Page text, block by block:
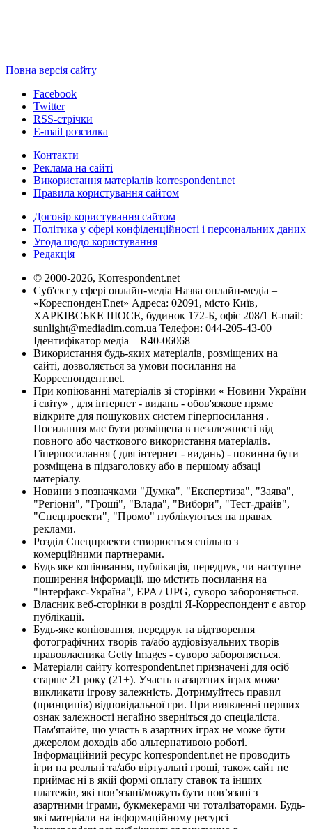
Повна версія сайту
Facebook
Twitter
RSS-стрічки
E-mail розсилка
Контакти
Реклама на сайті
Використання матеріалів korrespondent.net
Правила користування сайтом
Договір користування сайтом
Політика у сфері конфіденційності і персональних даних
Угода щодо користування
Редакція
© 2000-2026, Korrespondent.net
Суб'єкт у сфері онлайн-медіа Назва онлайн-медіа –
«КореспонденТ.net» Адреса: 02091, місто Київ,
ХАРКІВСЬКЕ ШОСЕ, будинок 172-Б, офіс 208/1 E-mail:
sunlight@mediadim.com.ua Телефон: 044-205-43-00
Ідентифікатор медіа – R40-06068
Використання будь-яких матеріалів, розміщених на
сайті, дозволяється за умови посилання на
Корреспондент.net.
При копіюванні матеріалів зі сторінки « Новини України
і світу» , для інтернет - видань - обов'язкове пряме
відкрите для пошукових систем гіперпосилання .
Посилання має бути розміщена в незалежності від
повного або часткового використання матеріалів.
Гіперпосилання ( для інтернет - видань) - повинна бути
розміщена в підзаголовку або в першому абзаці
матеріалу.
Новини з позначками "Думка", "Експертиза", "Заява",
"Регіони", "Гроші", "Влада", "Вибори", "Тест-драйв",
"Спецпроекти", "Промо" публікуються на правах
реклами.
Розділ Спецпроекти створюється спільно з
комерційними партнерами.
Будь яке копіювання, публікація, передрук, чи наступне
поширення інформації, що містить посилання на
"Інтерфакс-Україна", EPA / UPG, суворо забороняється.
Власник веб-сторінки в розділі Я-Корреспондент є автор
публікації.
Будь-яке копіювання, передрук та відтворення
фотографічних творів та/або аудіовізуальних творів
правовласника Getty Images - суворо забороняється.
Матеріали сайту korrespondent.net призначені для осіб
старше 21 року (21+). Участь в азартних іграх може
викликати ігрову залежність. Дотримуйтесь правил
(принципів) відповідальної гри. При виявленні перших
ознак залежності негайно зверніться до спеціаліста.
Пам'ятайте, що участь в азартних іграх не може бути
джерелом доходів або альтернативою роботі.
Інформаційний ресурс korrespondent.net не проводить
ігри на реальні та/або віртуальні гроші, також сайт не
приймає ні в якій формі оплату ставок та інших
платежів, які пов’язані/можуть бути пов’язані з
азартними іграми, букмекерами чи тоталізаторами. Будь-
які матеріали на інформаційному ресурсі